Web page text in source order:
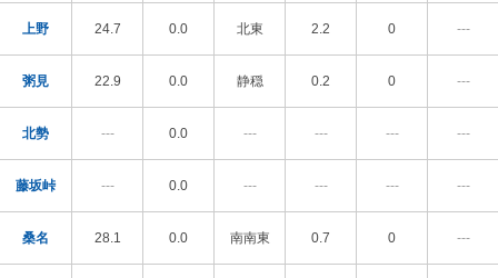
上野 24.7 0.0 北東 2.2 0 ---
粥見 22.9 0.0 静穏 0.2 0 ---
北勢 --- 0.0 --- --- --- ---
藤坂峠 --- 0.0 --- --- --- ---
桑名 28.1 0.0 南南東 0.7 0 ---